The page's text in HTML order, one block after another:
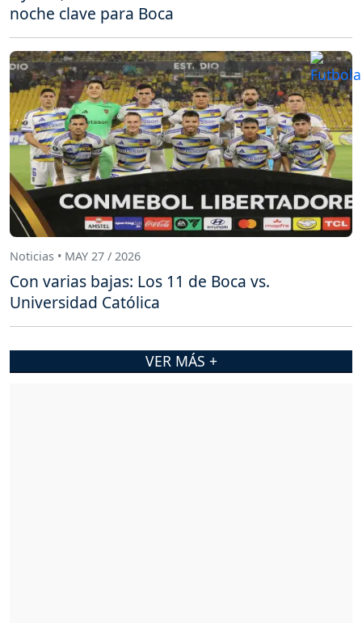
noche clave para Boca
Noticias • MAY 27 / 2026
Con varias bajas: Los 11 de Boca vs.
Universidad Católica
VER MÁS +